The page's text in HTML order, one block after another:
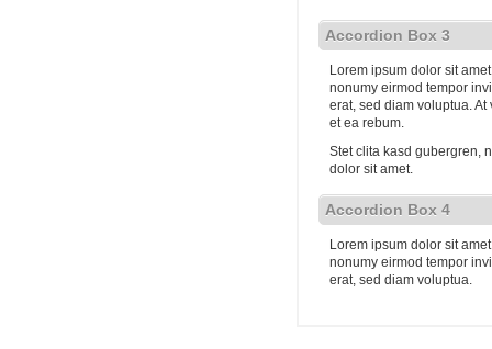
Accordion Box 3
Lorem ipsum dolor sit
nonumy eirmod tempor
erat, sed diam voluptua.
et ea rebum.
Stet clita kasd gubergren,
dolor sit amet.
Accordion Box 4
Lorem ipsum dolor sit
nonumy eirmod tempor
erat, sed diam voluptua.